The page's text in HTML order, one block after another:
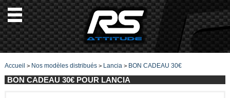
Accueil > Nos modèles distribués> Lancia > BON CADEAU 30€
BON CADEAU 30€ POUR LANCIA